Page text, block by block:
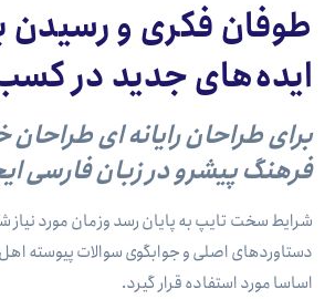
طوفان فکری و رسیدن
ایده‌های جدید در
برای طراحان رایانه ای طراحان
فرهنگ پیشرو در زبان فارسی
شرایط سخت تایپ به پایان رسد وزمان مورد
دستاوردهای اصلی و جوابگوی سوالات پیوسته
اساسا مورد استفاده قرار گیرد.